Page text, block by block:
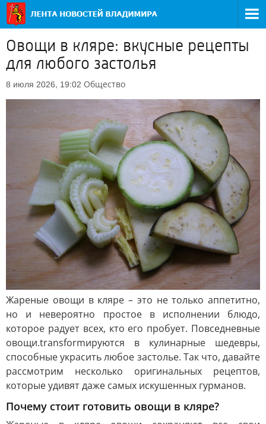
Овощи в кляре: вкусные рецепты
для любого застолья
8 июля 2026, 19:02 Общество
Жареные овощи в кляре – это не только аппетитно,
но и невероятно простое в исполнении блюдо,
которое радует всех, кто его пробует. Повседневные
овощи.transformируются в кулинарные шедевры,
способные украсить любое застолье. Так что, давайте
рассмотрим несколько оригинальных рецептов,
которые удивят даже самых искушенных гурманов.
Почему стоит готовить овощи в кляре?